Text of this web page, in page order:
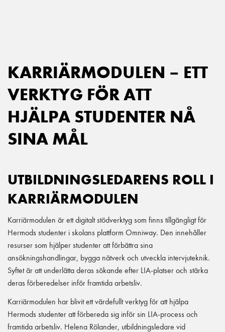
KARRIÄRMODULEN – ETT
VERKTYG FÖR ATT
HJÄLPA STUDENTER NÅ
SINA MÅL
UTBILDNINGSLEDARENS ROLL I
KARRIÄRMODULEN
Karriärmodulen är ett digitalt stödverktyg som finns tillgängligt för
Hermods studenter i skolans plattform Omniway. Den innehåller
resurser som hjälper studenter att förbättra sina
ansökningshandlingar, bygga nätverk och utveckla intervjuteknik.
Syftet är att underlätta deras sökande efter LIA-platser och stärka
deras förberedelser inför framtida arbetsliv.
Karriärmodulen har blivit ett värdefullt verktyg för att hjälpa
Hermods studenter att förbereda sig inför sin LIA-process och
framtida arbetsliv. Helena Rölander, utbildningsledare vid